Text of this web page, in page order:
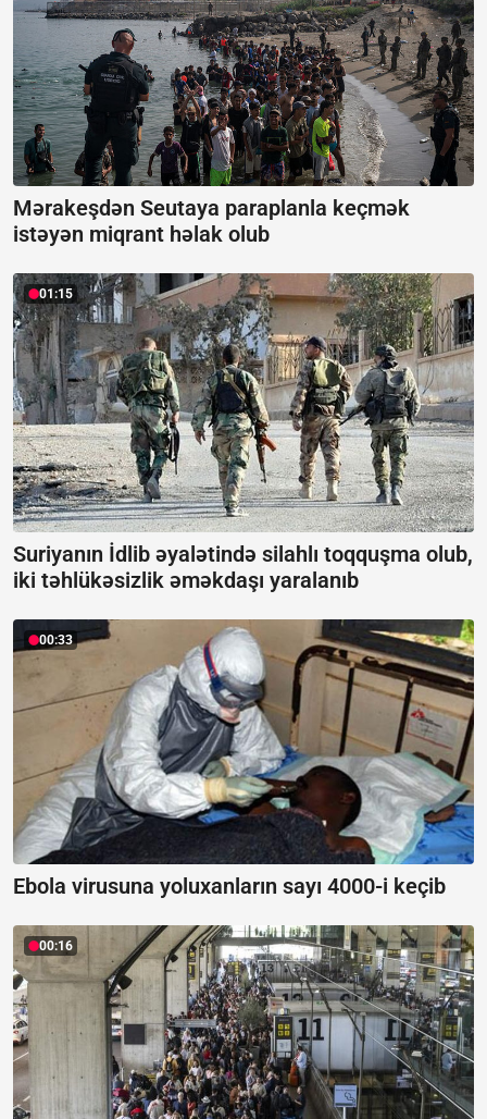
Mərakeşdən Seutaya paraplanla keçmək
istəyən miqrant həlak olub
01:15
Suriyanın İdlib əyalətində silahlı toqquşma olub,
iki təhlükəsizlik əməkdaşı yaralanıb
00:33
Ebola virusuna yoluxanların sayı 4000-i keçib
00:16